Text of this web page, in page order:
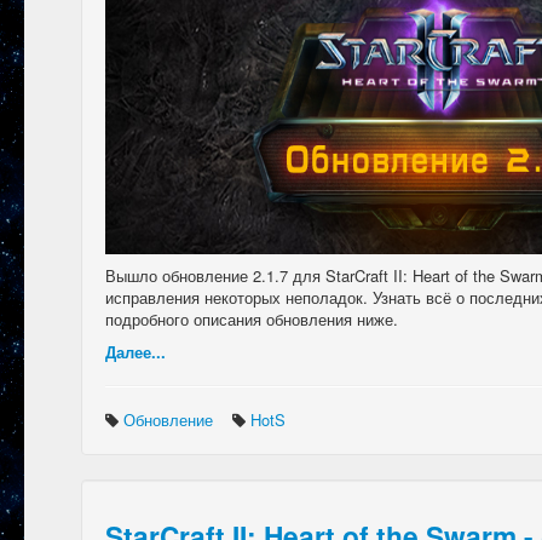
Вышло обновление 2.1.7 для StarCraft II: Heart of the
исправления некоторых неполадок. Узнать всё о
подробного описания обновления ниже.
Далее...
Обновление HotS